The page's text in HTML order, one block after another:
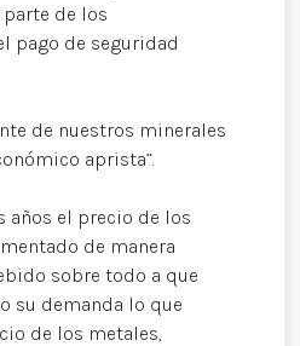
de los
pago de seguridad
de nuestros minerales
aprista”.
años el precio de los
de manera
sobre todo a que
su demanda lo que
de los metales,